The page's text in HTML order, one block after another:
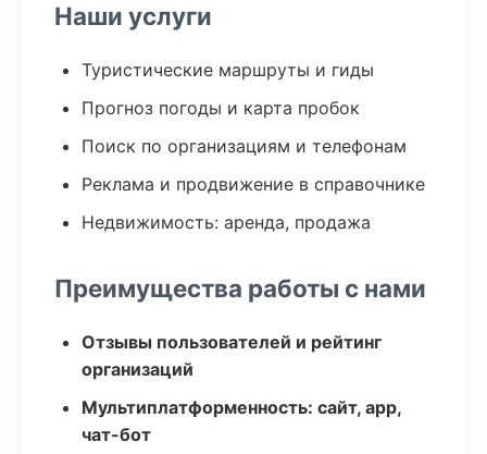
Наши услуги
Туристические маршруты и гиды
Прогноз погоды и карта пробок
Поиск по организациям и телефонам
Реклама и продвижение в справочнике
Недвижимость: аренда, продажа
Преимущества работы с нами
Отзывы пользователей и рейтинг
организаций
Мультиплатформенность: сайт, app,
чат-бот